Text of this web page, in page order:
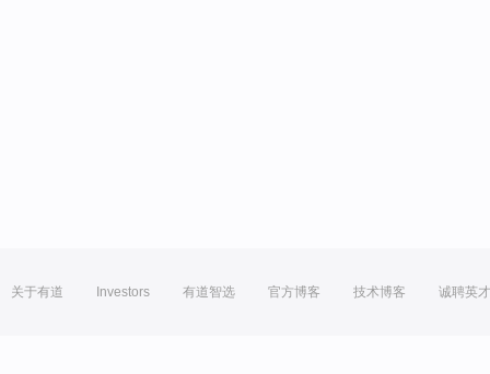
关于有道 Investors 有道智选 官方博客 技术博客 诚聘英才